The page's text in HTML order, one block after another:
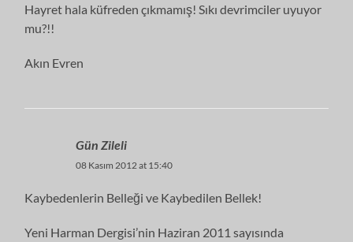
Hayret hala küfreden çıkmamış! Sıkı devrimciler uyuyor
mu?!!
Akın Evren
Gün Zileli
08 Kasım 2012 at 15:40
Kaybedenlerin Belleği ve Kaybedilen Bellek!
Yeni Harman Dergisi’nin Haziran 2011 sayısında